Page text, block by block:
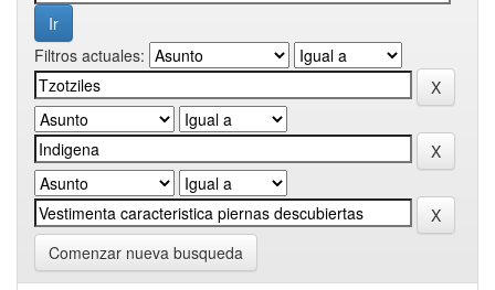
Filtros actuales:
Comenzar nueva busqueda